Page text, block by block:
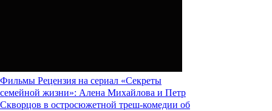
Фильмы Рецензия на сериал «Секреты
семейной жизни»: Алена Михайлова и Петр
Скворцов в остросюжетной треш-комедии об